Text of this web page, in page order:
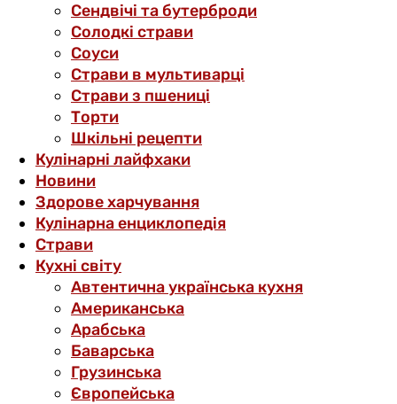
Сендвічі та бутерброди
Солодкі страви
Соуси
Страви в мультиварці
Страви з пшениці
Торти
Шкільні рецепти
Кулінарні лайфхаки
Новини
Здорове харчування
Кулінарна енциклопедія
Страви
Кухні світу
Автентична українська кухня
Американська
Арабська
Баварська
Грузинська
Європейська